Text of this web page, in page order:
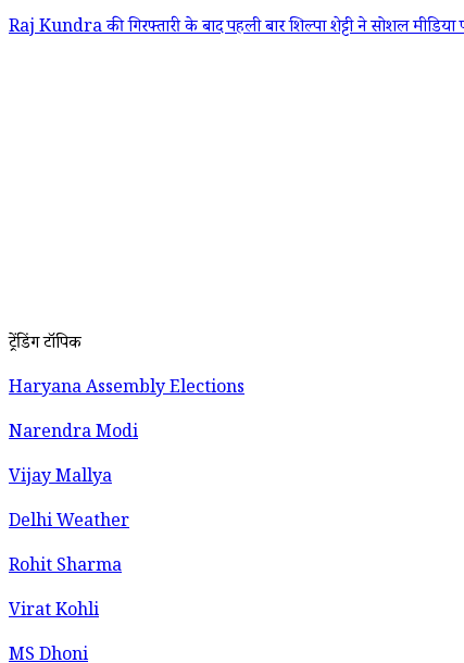
Raj Kundra की गिरफ्तारी के बाद पहली बार शिल्पा शेट्टी ने सोशल
ट्रेंडिंग टॉपिक
Haryana Assembly Elections
Narendra Modi
Vijay Mallya
Delhi Weather
Rohit Sharma
Virat Kohli
MS Dhoni